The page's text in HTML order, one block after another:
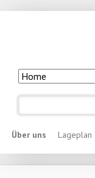
Navigation überspringen
Über uns Lageplan